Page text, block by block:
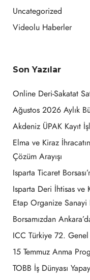
Uncategorized
Videolu Haberler
Son Yazılar
Online Deri-Sakatat
Ağustos 2026 Aylık
Akdeniz ÜPAK Kayıt
Elma ve Kiraz
Çözüm Arayışı
Isparta Ticaret
Isparta Deri İhtisas
Etap Organize Sanayi
Borsamızdan
ICC Türkiye 72.
15 Temmuz Anma
TOBB İş Dünyası